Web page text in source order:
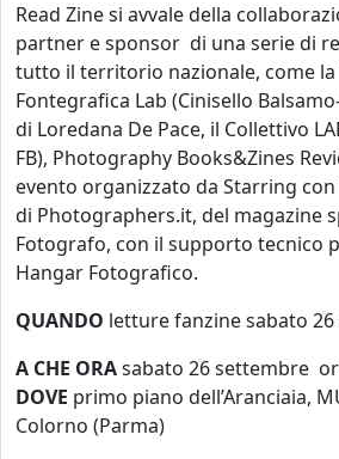
Read Zine si avvale della
partner e sponsor di una serie di
tutto il territorio nazionale, come
Fontegrafica Lab (Cinisello
di Loredana De Pace, il Collettivo
FB), Photography Books&Zines
evento organizzato da Starring
di Photographers.it, del magazine
Fotografo, con il supporto tecnico
Hangar Fotografico.
QUANDO letture fanzine sabato
A CHE ORAsabato 26 settembre
DOVE primo piano dell’Aranciaia,
Colorno (Parma)